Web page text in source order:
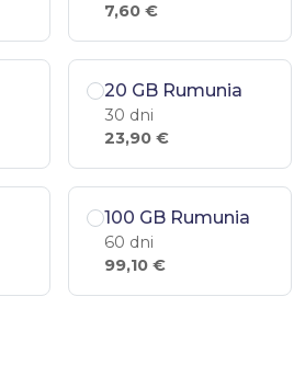
7,60 €
20 GB Rumunia
30 dni
23,90 €
100 GB Rumunia
60 dni
99,10 €